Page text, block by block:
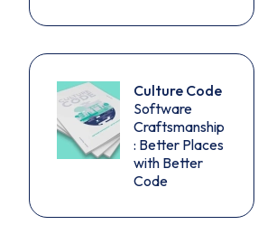
Culture Code
Software
Craftsmanship
: Better Places
with Better
Code